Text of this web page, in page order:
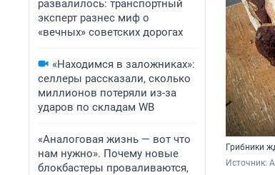
развалилось: транспортный
эксперт разнес миф о
«вечных» советских дорогах
«Находимся в заложниках»:
селлеры рассказали, сколько
миллионов потеряли из-за
ударов по складам WB
«Аналоговая жизнь — вот что
нам нужно». Почему новые
блокбастеры проваливаются,
Грибники
Источник: